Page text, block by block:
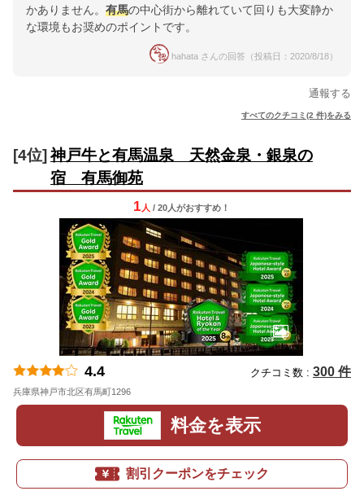
かありません。 有馬の中心街から離れていて回りも大変静か
な環境もお奨めのポイントです。
hahata さんの回答（投稿日：2020/8/18）
通報する
すべてのクチコミ(2 件)をみる
[4位] 神戸牛と有馬温泉 天然金泉・銀泉の
宿 有馬御苑
1 人 / 20人がおすすめ！
4.4 クチコミ数 : 300 件
兵庫県神戸市北区有馬町1296
料金を表示
割引クーポンをチェック